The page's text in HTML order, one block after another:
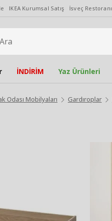
IKEA Kurumsal Satış İsveç Restoranı
İNDİRİM Yaz Ürünleri
Odası Mobilyaları Gardıroplar